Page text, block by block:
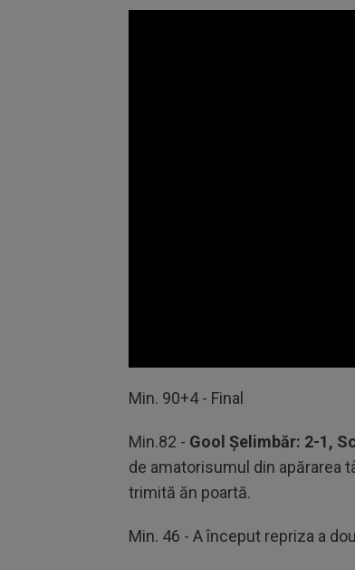
Min. 90+4 - Final
Min.82 - Gool Șelimbăr: 2-1,
de amatorisumul din apărarea
trimită ăn poartă.
Min. 46 - A început repriza a